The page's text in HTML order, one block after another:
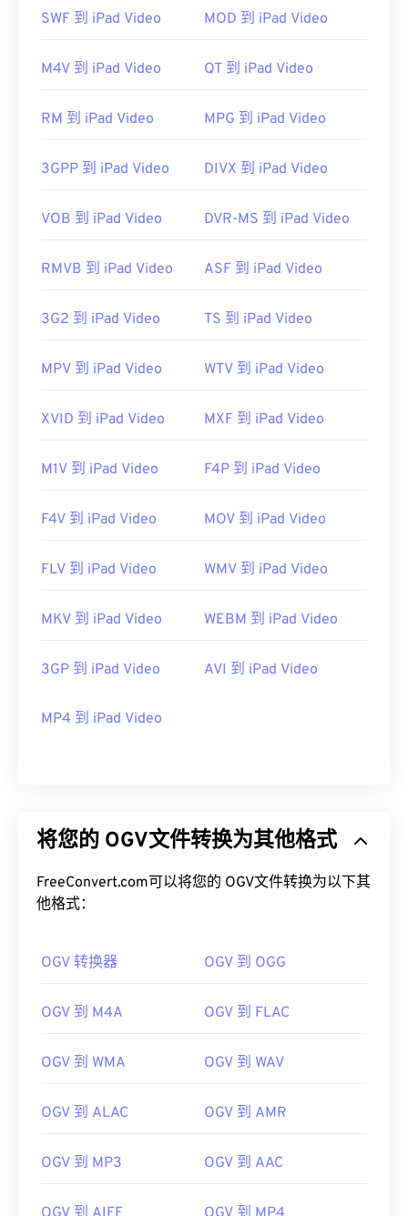
OGV 可以在Windows Media Player 和基于
DirectShow 过滤器
。另一方面，如果播放器不是基
开发者： Xiph.Org 基金会
有用的链接：
SWF 到 iPad Video MOD 到 iPad Video
M4V 到 iPad Video QT 到 iPad Video
RM 到 iPad Video MPG 到 iPad Video
3GPP 到 iPad Video DIVX 到 iPad Video
VOB 到 iPad Video DVR-MS 到 iPad Video
RMVB 到 iPad Video ASF 到 iPad Video
3G2 到 iPad Video TS 到 iPad Video
MPV 到 iPad Video WTV 到 iPad Video
XVID 到 iPad Video MXF 到 iPad Video
M1V 到 iPad Video F4P 到 iPad Video
F4V 到 iPad Video MOV 到 iPad Video
FLV 到 iPad Video WMV 到 iPad Video
MKV 到 iPad Video WEBM 到 iPad Video
3GP 到 iPad Video AVI 到 iPad Video
MP4 到 iPad Video
将您的 OGV文件转换为其他格式
FreeConvert.com可以将您的 OGV文件转换为以下其
他格式：
OGV 转换器 OGV 到 OGG
OGV 到 M4A OGV 到 FLAC
OGV 到 WMA OGV 到 WAV
OGV 到 ALAC OGV 到 AMR
OGV 到 MP3 OGV 到 AAC